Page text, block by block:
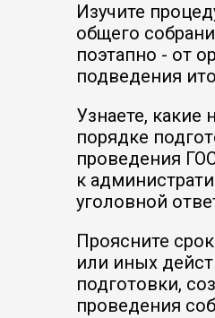
Изучите
общего
поэтапно - от
подведения
Узнаете, какие
порядке
проведения
к
уголовной
Проясните
или иных
подготовки,
проведения